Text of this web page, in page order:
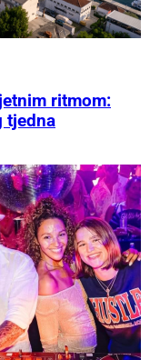
ritmom:
tjedna